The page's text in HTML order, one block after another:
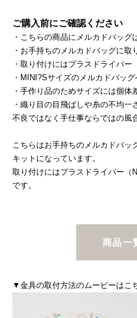
ご購入前にご確認ください
・こちらの商品にメルカドバッグ
・お手持ちのメルカドバッグに取
・取り付けにはプラスドライバー
・MINI?Sサイズのメルカドバッ
・手作り品のためサイズには個体
・織り目の目飛ばしや糸の不均一
不良ではなく手仕事ならではの風
こちらはお手持ちのメルカドバッ
キットになっています。
取り付けにはプラスドライバー（
です。
商品一
▼金具の取付方法のムービーはこ